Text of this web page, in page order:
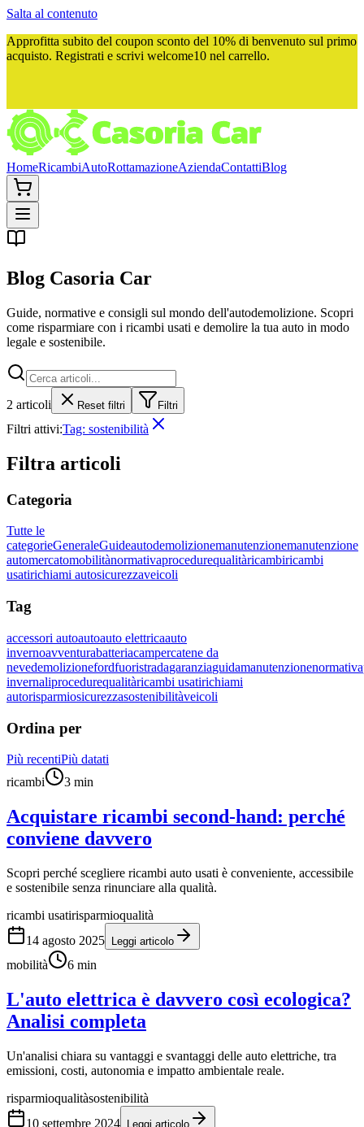
Salta al contenuto
Approfitta subito del coupon sconto del 10% di benvenuto sul primo
acquisto. Registrati e scrivi welcome10 nel carrello.
HomeRicambiAutoRottamazioneAziendaContattiBlog
Blog Casoria Car
Guide, normative e consigli sul mondo dell'autodemolizione. Scopri
come risparmiare con i ricambi usati e demolire la tua auto in modo
legale e sostenibile.
2 articoli Reset filtri Filtri
Filtri attivi:Tag: sostenibilità
Filtra articoli
Categoria
Tutte le
categorieGeneraleGuideautodemolizionemanutenzionemanutenzione
automercatomobilitànormativaprocedurequalitàricambiricambi
usatirichiami autosicurezzaveicoli
Tag
accessori autoautoauto elettricaauto
invernoavventurabatteriacampercatene da
nevedemolizionefordfuoristradagaranziaguidamanutenzionenormativa
invernaliprocedurequalitàricambi usatirichiami
autorisparmiosicurezzasostenibilitàveicoli
Ordina per
Più recentiPiù datati
ricambi
3 min
Acquistare ricambi second-hand: perché
conviene davvero
Scopri perché scegliere ricambi auto usati è conveniente, accessibile
e sostenibile senza rinunciare alla qualità.
ricambi usatirisparmioqualità
14 agosto 2025
Leggi articolo
mobilità 6 min
L'auto elettrica è davvero così ecologica?
Analisi completa
Un'analisi chiara su vantaggi e svantaggi delle auto elettriche, tra
emissioni, costi, autonomia e impatto ambientale reale.
risparmioqualitàsostenibilità
10 settembre 2024
Leggi articolo